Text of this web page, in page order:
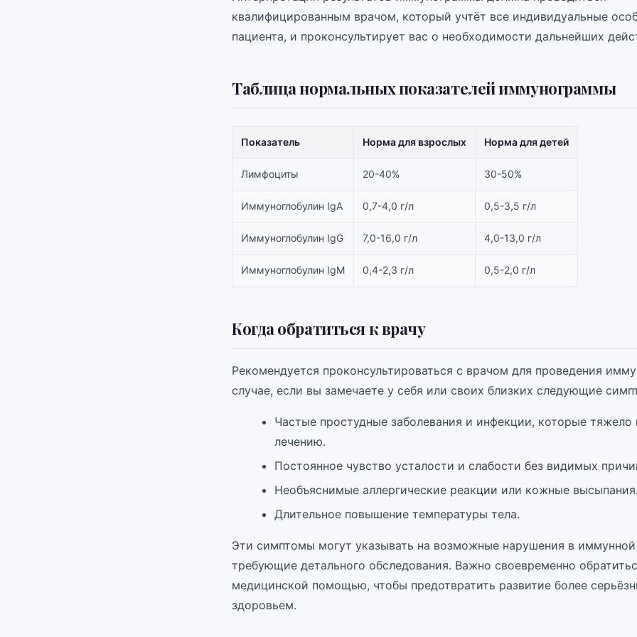
квалифицированным врачом, который учтёт все индивидуальные
пациента, и проконсультирует вас о необходимости дальнейших
Таблица нормальных показателей иммунограммы
Показатель Норма для взрослых Норма для детей
Лимфоциты 20-40% 30-50%
Иммуноглобулин IgA 0,7-4,0 г/л 0,5-3,5 г/л
Иммуноглобулин IgG 7,0-16,0 г/л 4,0-13,0 г/л
Иммуноглобулин IgM 0,4-2,3 г/л 0,5-2,0 г/л
Когда обратиться к врачу
Рекомендуется проконсультироваться с врачом для проведения
случае, если вы замечаете у себя или своих близких следующие
Частые простудные заболевания и инфекции, которые тяжело
лечению.
Постоянное чувство усталости и слабости без видимых
Необъяснимые аллергические реакции или кожные высыпания.
Длительное повышение температуры тела.
Эти симптомы могут указывать на возможные нарушения в
требующие детального обследования. Важно своевременно
медицинской помощью, чтобы предотвратить развитие более
здоровьем.